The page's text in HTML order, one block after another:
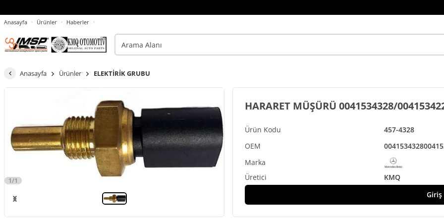
Anasayfa Ürünler Haberler
Anasayfa Ürünler ELEKTİRİK GRUBU
1/1
457-4328
0041534328
HARARET MÜŞÜRÜ 0041534328/
KMQ
Giriş